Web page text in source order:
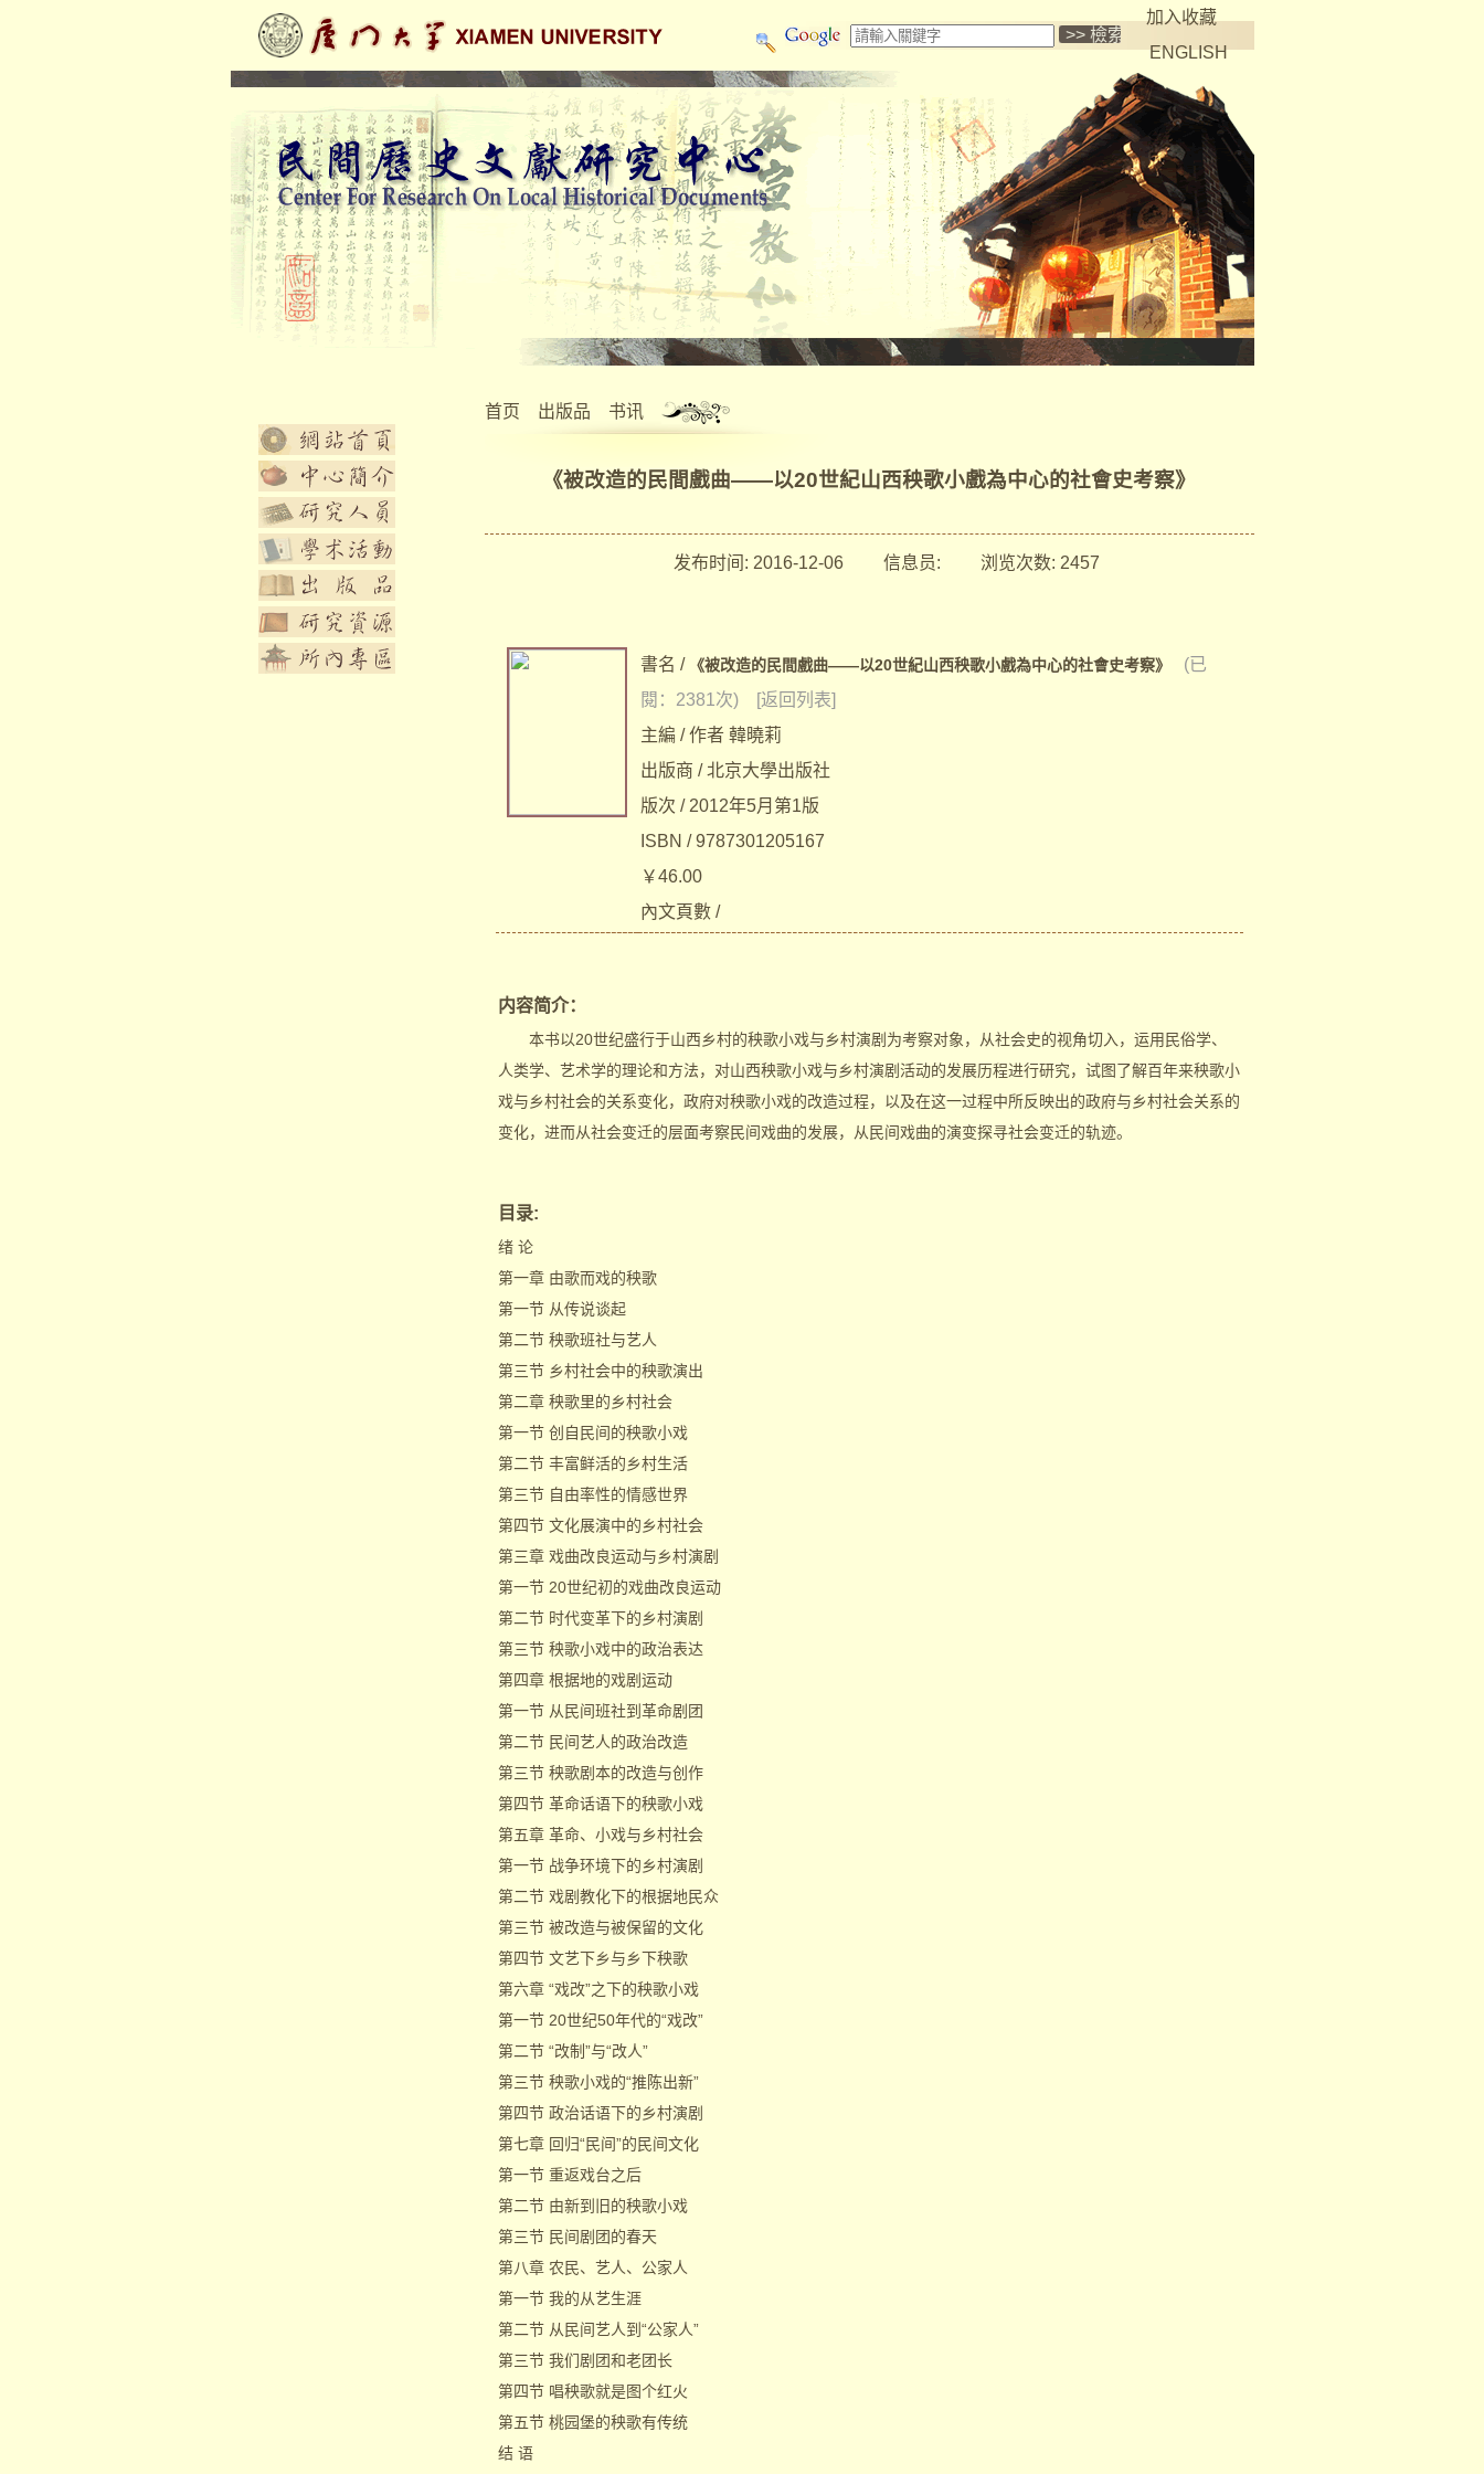
加入收藏
ENGLISH
首页 出版品 书讯
《被改造的民間戲曲——以20世紀山西秧歌小戲為中心的社會史考察》
发布时间: 2016-12-06 信息员: 浏览次数: 2457
書名 / 《被改造的民間戲曲——以20世紀山西秧歌小戲為中心的社會史考察》
(已
閱：2381次)
[返回列表]
主編 / 作者 韓曉莉
出版商 / 北京大學出版社
版次 / 2012年5月第1版
ISBN / 9787301205167
￥46.00
內文頁數 /
内容简介：
本书以20世纪盛行于山西乡村的秧歌小戏与乡村演剧为考察对象，从社会史的视角切入，运用民俗学、
人类学、艺术学的理论和方法，对山西秧歌小戏与乡村演剧活动的发展历程进行研究，试图了解百年来秧歌小
戏与乡村社会的关系变化，政府对秧歌小戏的改造过程，以及在这一过程中所反映出的政府与乡村社会关系的
变化，进而从社会变迁的层面考察民间戏曲的发展，从民间戏曲的演变探寻社会变迁的轨迹。
目录:
绪 论
第一章 由歌而戏的秧歌
第一节 从传说谈起
第二节 秧歌班社与艺人
第三节 乡村社会中的秧歌演出
第二章 秧歌里的乡村社会
第一节 创自民间的秧歌小戏
第二节 丰富鲜活的乡村生活
第三节 自由率性的情感世界
第四节 文化展演中的乡村社会
第三章 戏曲改良运动与乡村演剧
第一节 20世纪初的戏曲改良运动
第二节 时代变革下的乡村演剧
第三节 秧歌小戏中的政治表达
第四章 根据地的戏剧运动
第一节 从民间班社到革命剧团
第二节 民间艺人的政治改造
第三节 秧歌剧本的改造与创作
第四节 革命话语下的秧歌小戏
第五章 革命、小戏与乡村社会
第一节 战争环境下的乡村演剧
第二节 戏剧教化下的根据地民众
第三节 被改造与被保留的文化
第四节 文艺下乡与乡下秧歌
第六章 “戏改”之下的秧歌小戏
第一节 20世纪50年代的“戏改”
第二节 “改制”与“改人”
第三节 秧歌小戏的“推陈出新”
第四节 政治话语下的乡村演剧
第七章 回归“民间”的民间文化
第一节 重返戏台之后
第二节 由新到旧的秧歌小戏
第三节 民间剧团的春天
第八章 农民、艺人、公家人
第一节 我的从艺生涯
第二节 从民间艺人到“公家人”
第三节 我们剧团和老团长
第四节 唱秧歌就是图个红火
第五节 桃园堡的秧歌有传统
结 语